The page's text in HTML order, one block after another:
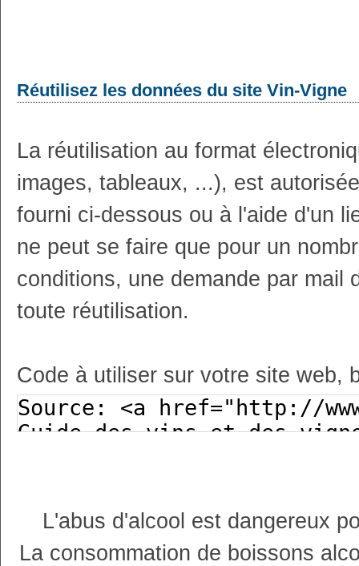
Réutilisez les données du site Vin-Vigne
La réutilisation au format
images, tableaux, ...), est
fourni ci-dessous ou à l'aide d'un
ne peut se faire que pour un
conditions, une demande par mail
toute réutilisation.
Code à utiliser sur votre site web,
L'abus d'alcool est dangereux
La consommation de boissons